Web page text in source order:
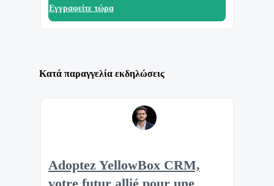
Eγγραφείτε τώρα
Κατά παραγγελία εκδηλώσεις
Adoptez YellowBox CRM,